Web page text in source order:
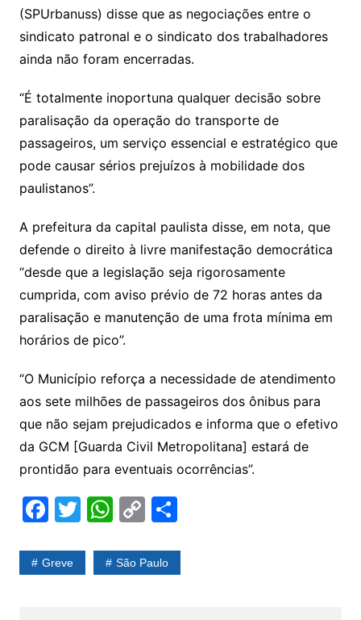
(SPUrbanuss) disse que as negociações entre o
sindicato patronal e o sindicato dos trabalhadores
ainda não foram encerradas.
“É totalmente inoportuna qualquer decisão sobre
paralisação da operação do transporte de
passageiros, um serviço essencial e estratégico que
pode causar sérios prejuízos à mobilidade dos
paulistanos”.
A prefeitura da capital paulista disse, em nota, que
defende o direito à livre manifestação democrática
“desde que a legislação seja rigorosamente
cumprida, com aviso prévio de 72 horas antes da
paralisação e manutenção de uma frota mínima em
horários de pico”.
“O Município reforça a necessidade de atendimento
aos sete milhões de passageiros dos ônibus para
que não sejam prejudicados e informa que o efetivo
da GCM [Guarda Civil Metropolitana] estará de
prontidão para eventuais ocorrências”.
F
c
T
itt
W
at
C
p
S
ar
Greve São Paulo